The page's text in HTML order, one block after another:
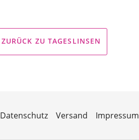
ZURÜCK ZU TAGESLINSEN
Datenschutz Versand Impressum